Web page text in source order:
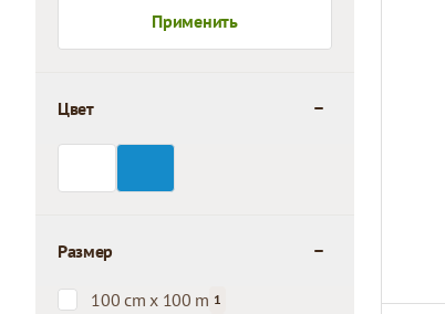
Применить
Цвет
Размер
100 cm x 100 m 1